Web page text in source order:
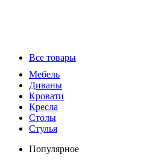
Все товары
Мебель
Диваны
Кровати
Кресла
Столы
Стулья
Популярное